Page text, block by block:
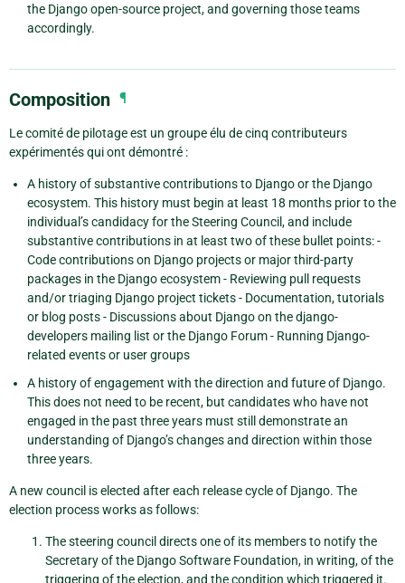
the Django open-source project, and governing those teams
accordingly.
Composition ¶
Le comité de pilotage est un groupe élu de cinq contributeurs
expérimentés qui ont démontré :
A history of substantive contributions to Django or the Django
ecosystem. This history must begin at least 18 months prior to the
individual’s candidacy for the Steering Council, and include
substantive contributions in at least two of these bullet points: -
Code contributions on Django projects or major third-party
packages in the Django ecosystem - Reviewing pull requests
and/or triaging Django project tickets - Documentation, tutorials
or blog posts - Discussions about Django on the django-
developers mailing list or the Django Forum - Running Django-
related events or user groups
A history of engagement with the direction and future of Django.
This does not need to be recent, but candidates who have not
engaged in the past three years must still demonstrate an
understanding of Django’s changes and direction within those
three years.
A new council is elected after each release cycle of Django. The
election process works as follows:
The steering council directs one of its members to notify the
Secretary of the Django Software Foundation, in writing, of the
triggering of the election, and the condition which triggered it.